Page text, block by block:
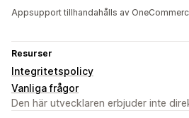
Appsupport tillhandahålls av
Resurser
Integritetspolicy
Vanliga frågor
Den här utvecklaren erbjuder inte